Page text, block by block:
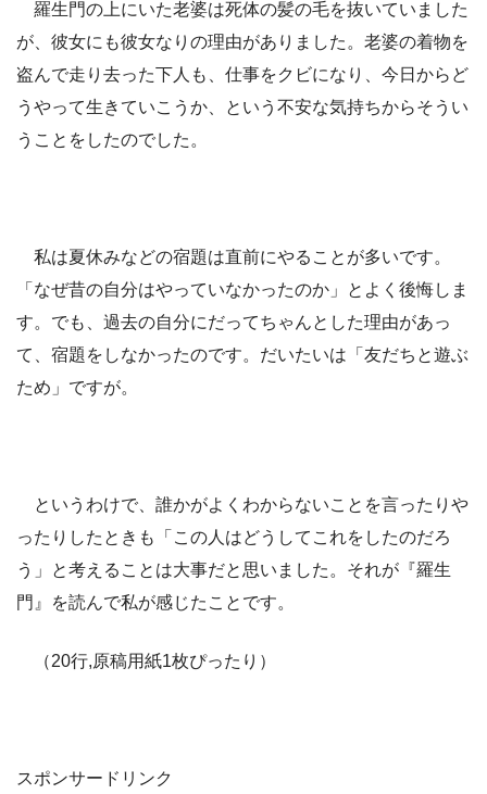
羅生門の上にいた老婆は死体の髪の毛を抜いていました
が、彼女にも彼女なりの理由がありました。老婆の着物を
盗んで走り去った下人も、仕事をクビになり、今日からど
うやって生きていこうか、という不安な気持ちからそうい
うことをしたのでした。
私は夏休みなどの宿題は直前にやることが多いです。
「なぜ昔の自分はやっていなかったのか」とよく後悔しま
す。でも、過去の自分にだってちゃんとした理由があっ
て、宿題をしなかったのです。だいたいは「友だちと遊ぶ
ため」ですが。
というわけで、誰かがよくわからないことを言ったりや
ったりしたときも「この人はどうしてこれをしたのだろ
う」と考えることは大事だと思いました。それが『羅生
門』を読んで私が感じたことです。
（20行,原稿用紙1枚ぴったり）
スポンサードリンク